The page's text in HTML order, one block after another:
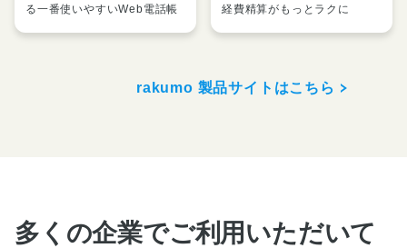
る一番使いやすいWeb電話帳
経費精算がもっとラクに
rakumo 製品サイトはこちら
多くの企業でご利用いただいて